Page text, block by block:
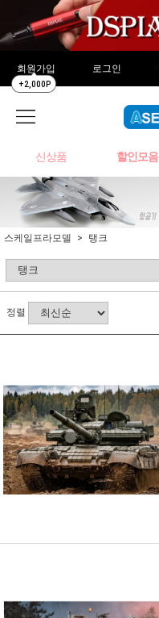
회원가입
+2,000P
로그인
신상품 할인모음
스케일프라모델 탱크
정렬